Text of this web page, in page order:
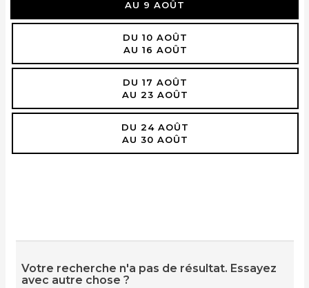
AU 9 AOÛT
DU 10 AOÛT
AU 16 AOÛT
DU 17 AOÛT
AU 23 AOÛT
DU 24 AOÛT
AU 30 AOÛT
Votre recherche n'a pas de résultat. Essayez
avec autre chose ?